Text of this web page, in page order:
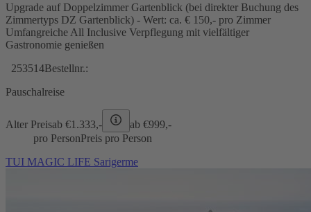
Upgrade auf Doppelzimmer Gartenblick (bei direkter Buchung des
Zimmertyps DZ Gartenblick) - Wert: ca. € 150,- pro Zimmer
Umfangreiche All Inclusive Verpflegung mit vielfältiger
Gastronomie genießen
253514Bestellnr.:
Pauschalreise
Alter Preisab €1.333,- ab €999,-
pro PersonPreis pro Person
TUI MAGIC LIFE Sarigerme